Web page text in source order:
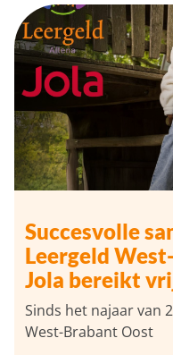
Succesvolle
Leergeld
Jola bereikt
Sinds het najaar van
West-Brabant Oost